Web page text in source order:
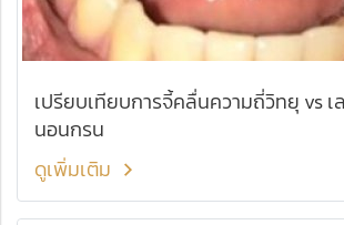
เปรียบเทียบการจี้คลื่นความถี่วิทยุ vs เ
นอนกรน
ดูเพิ่มเติม